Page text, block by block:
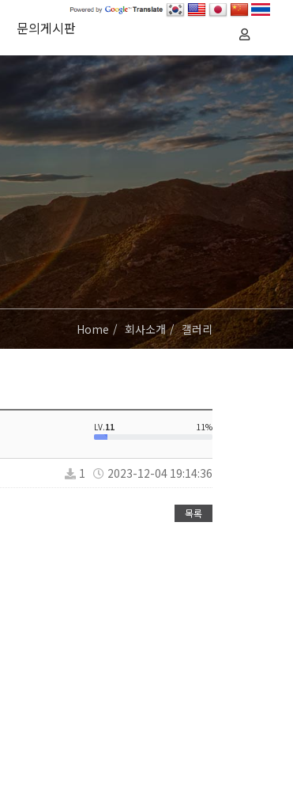
문의게시판
Home 회사소개 갤러리
LV.11 11%
1 2023-12-04 19:14:36
목록